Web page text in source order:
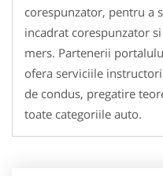
corespunzator, pentru a
incadrat corespunzator
mers. Partenerii
ofera serviciile
de condus, pregatire
toate categoriile auto.